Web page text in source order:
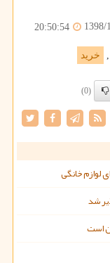
1398/
20:50:54
, خرید
(0)
لوازم خانگی
شد